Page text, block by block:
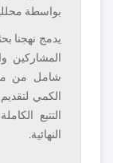
بواسطة
يدمج نهجنا
المشاركين
شامل من
الكمي
التتبع
النهائية.